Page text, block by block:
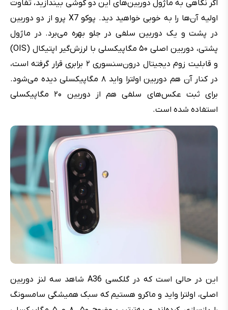
اگر نگاهی به ماژول دوربین‌های این دو گوشی بیندازید، تفاوت
اولیه آن‌ها را به خوبی خواهید دید. پوکو X7 پرو از دو دوربین
در پشت و یک دوربین سلفی در جلو بهره می‌برد. در ماژول
پشتی، دوربین اصلی ۵۰ مگاپیکسلی با لرزش‌گیر اپتیکال (OIS)
و قابلیت زوم دیجیتال درون‌سنسوری ۲ برابری قرار گرفته است،
در کنار آن هم دوربین اولترا واید ۸ مگاپیکسلی دیده می‌شود.
برای ثبت عکس‌های سلفی هم از دوربین ۲۰ مگاپیکسلی
استفاده شده است.
این در حالی است که در گلکسی A36 شاهد سه لنز دوربین
اصلی، اولترا واید و ماکرو هستیم که سبک همیشگی سامسونگ